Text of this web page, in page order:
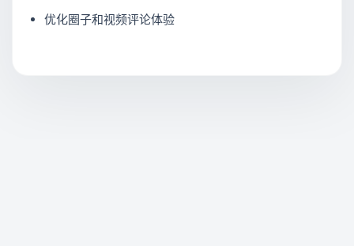
优化圈子和视频评论体验